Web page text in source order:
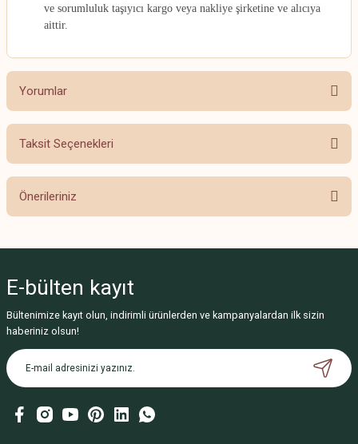
ve sorumluluk taşıyıcı kargo veya nakliye şirketine ve alıcıya
aittir.
Yorumlar
Bu ürüne ilk yorumu siz yapın!
Taksit Seçenekleri
Önerileriniz
Görüş ve önerileriniz için teşekkür ederiz.
Ürün resmi kalitesiz, bozuk veya görüntülenemiyor.
Ürün açıklamasında eksik bilgiler bulunuyor.
Ürün bilgilerinde hatalar bulunuyor.
Bu ürüne benzer farklı alternatifler olmalı.
E-bülten kayıt
Bültenimize kayıt olun, indirimli ürünlerden ve kampanyalardan ilk sizin
haberiniz olsun!